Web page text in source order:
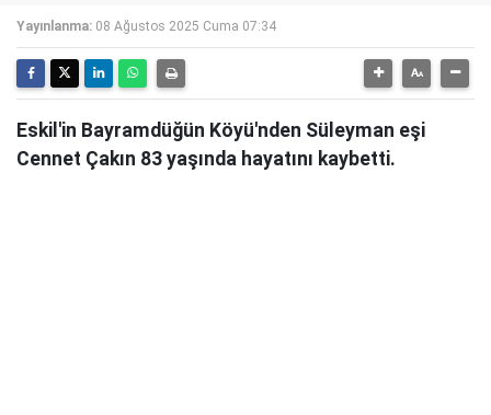
Yayınlanma: 08 Ağustos 2025 Cuma 07:34
Eskil'in Bayramdüğün Köyü'nden Süleyman eşi
Cennet Çakın 83 yaşında hayatını kaybetti.